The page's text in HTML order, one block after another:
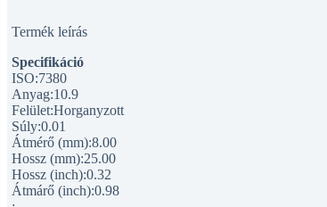
Termék leírás
Specifikáció
ISO:7380
Anyag:10.9
Felület:Horganyzott
Súly:0.01
Átmérő (mm):8.00
Hossz (mm):25.00
Hossz (inch):0.32
Átmárő (inch):0.98